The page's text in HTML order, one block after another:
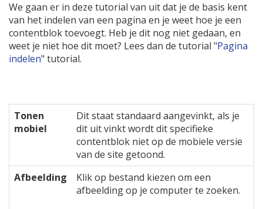
We gaan er in deze tutorial van uit dat je de basis kent
van het indelen van een pagina en je weet hoe je een
contentblok toevoegt. Heb je dit nog niet gedaan, en
weet je niet hoe dit moet? Lees dan de tutorial "Pagina
indelen" tutorial.
Tonen
mobiel
Dit staat standaard aangevinkt, als je
dit uit vinkt wordt dit specifieke
contentblok niet op de mobiele versie
van de site getoond.
Afbeelding
Klik op bestand kiezen om een
afbeelding op je computer te zoeken.